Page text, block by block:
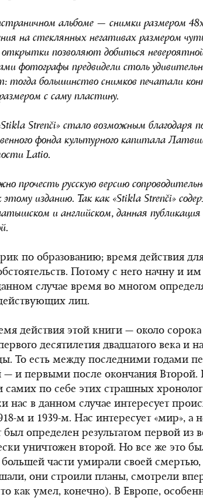
альбоме — снимки размером
на стеклянных негативах размером
позволяют добиться
фотографы предвидели столь
тогда большинство снимков печатали
с саму пластину.
Strenči» стало возможным благодаря
фонда культурного капитала
Latio.
прочесть русскую версию
этому изданию. Так как «Stikla Strenči»
и английском, данная публикация
по образованию; время действия
Потому с него начну и им
случае время во многом
лиц.
действия этой книги — около
десятилетия двадцатого века и
То есть между последними годами
— и первыми после окончания
самих по себе этих страшных
нас в данном случае интересует
м и 1939-м. Нас интересует «мир», а
был определен результатом первой из
уничтожен второй. Но все же это
части умирали своей смертью,
они строили планы, смотрели
как умел, конечно). В Европе,